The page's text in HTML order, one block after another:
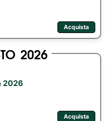
Acquista
2026
2026
Acquista